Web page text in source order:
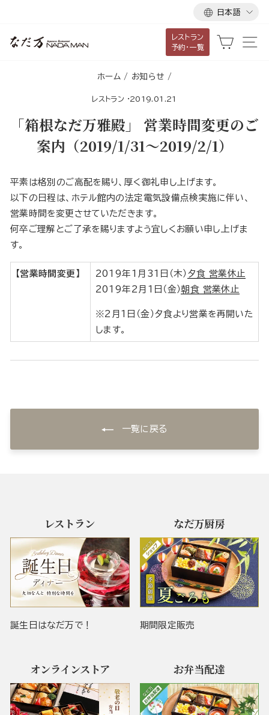
言
語
日本語
レストラン
予約・一覧
カート
ホーム / お知らせ /
レストラン ·2019.01.21
「箱根なだ万雅殿」 営業時間変更のご
案内（2019/1/31～2019/2/1）
平素は格別のご高配を賜り、厚く御礼申し上げます。
以下の日程は、ホテル館内の法定電気設備点検実施に伴い、
営業時間を変更させていただきます。
何卒ご理解とご了承を賜りますよう宜しくお願い申し上げま
す。
【営業時間変更】 2019年1月31日（木） 夕食 営業休止
2019年2月1日（金）朝食 営業休止
※2月1日（金）夕食より営業を再開いた
します。
一覧に戻る
レストラン
誕生日はなだ万で！
なだ万厨房
期間限定販売
オンラインストア お弁当配達